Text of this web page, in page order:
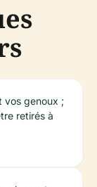
vos genoux ;
retirés à